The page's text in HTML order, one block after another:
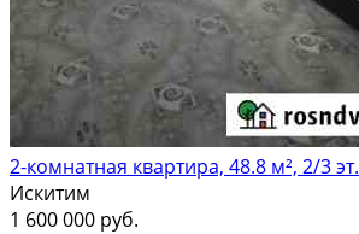
2-комнатная квартира, 48.8 м², 2/3 эт.
Искитим
1 600 000 руб.